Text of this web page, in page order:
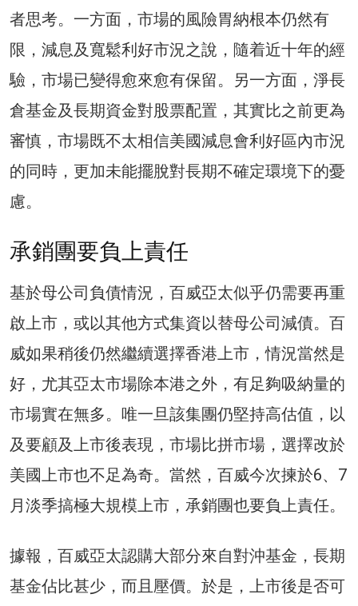
者思考。一方面，市場的風險胃納根本仍然有
限，減息及寬鬆利好市況之說，隨着近十年的經
驗，市場已變得愈來愈有保留。另一方面，淨長
倉基金及長期資金對股票配置，其實比之前更為
審慎，市場既不太相信美國減息會利好區內市況
的同時，更加未能擺脫對長期不確定環境下的憂
慮。
承銷團要負上責任
基於母公司負債情況，百威亞太似乎仍需要再重
啟上市，或以其他方式集資以替母公司減債。百
威如果稍後仍然繼續選擇香港上市，情況當然是
好，尤其亞太市場除本港之外，有足夠吸納量的
市場實在無多。唯一旦該集團仍堅持高估值，以
及要顧及上市後表現，市場比拼市場，選擇改於
美國上市也不足為奇。當然，百威今次揀於6、7
月淡季搞極大規模上市，承銷團也要負上責任。
據報，百威亞太認購大部分來自對沖基金，長期
基金佔比甚少，而且壓價。於是，上市後是否可